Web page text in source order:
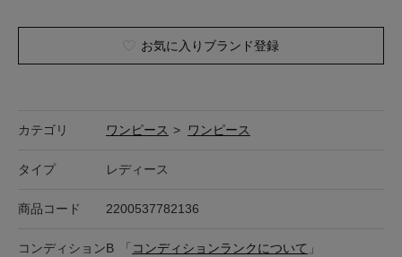
お気に入りブランド登録
カテゴリ ワンピース > ワンピース
タイプ レディース
商品コード 2200537782136
コンディションB 「 コンディションランクについて 」